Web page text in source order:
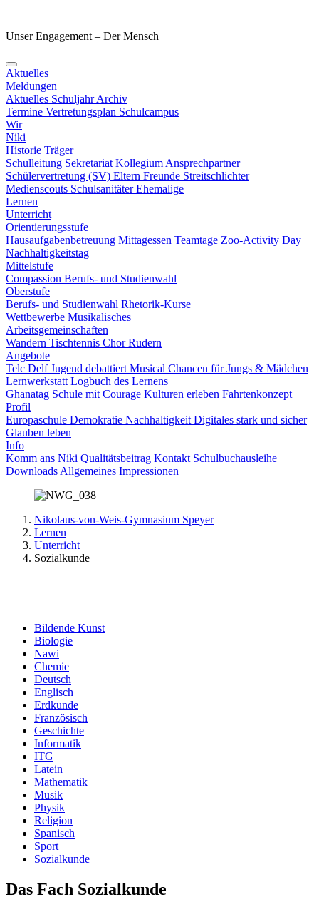
Unser Engagement – Der Mensch
Aktuelles
Meldungen
Aktuelles SchuljahrArchiv
Termine Vertretungsplan Schulcampus
Wir
Niki
Historie Träger
Schulleitung Sekretariat Kollegium Ansprechpartner
Schülervertretung (SV) Eltern Freunde Streitschlichter
Medienscouts SchulsanitäterEhemalige
Lernen
Unterricht
Orientierungsstufe
Hausaufgabenbetreuung Mittagessen Teamtage Zoo-Activity Day
Nachhaltigkeitstag
Mittelstufe
Compassion Berufs- und Studienwahl
Oberstufe
Berufs- und Studienwahl Rhetorik-Kurse
Wettbewerbe Musikalisches
Arbeitsgemeinschaften
Wandern Tischtennis ChorRudern
Angebote
Telc DelfJugend debattiert Musical Chancen für Jungs & Mädchen
Lernwerkstatt Logbuch des Lernens
Ghanatag Schule mit Courage Kulturen erleben Fahrtenkonzept
Profil
Europaschule Demokratie Nachhaltigkeit Digitales stark und sicher
Glauben leben
Info
Komm ans Niki Qualitätsbeitrag Kontakt Schulbuchausleihe
Downloads Allgemeines Impressionen
Nikolaus-von-Weis-Gymnasium Speyer
Lernen
Unterricht
Sozialkunde
Bildende Kunst
Biologie
Nawi
Chemie
Deutsch
Englisch
Erdkunde
Französisch
Geschichte
Informatik
ITG
Latein
Mathematik
Musik
Physik
Religion
Spanisch
Sport
Sozialkunde
Das Fach Sozialkunde